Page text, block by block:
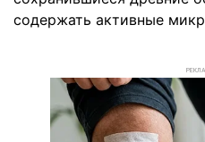
содержать активные